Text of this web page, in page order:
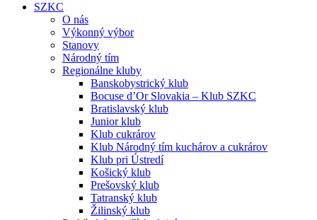
SZKC
O nás
Výkonný výbor
Stanovy
Národný tím
Regionálne kluby
Banskobystrický klub
Bocuse d’Or Slovakia – Klub SZKC
Bratislavský klub
Junior klub
Klub cukrárov
Klub Národný tím kuchárov a cukrárov
Klub pri Ústredí
Košický klub
Prešovský klub
Tatranský klub
Žilinský klub